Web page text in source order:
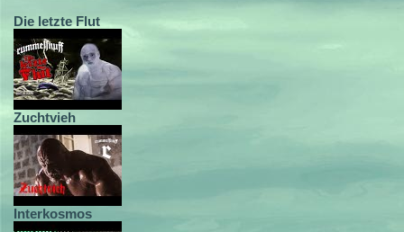
Die letzte Flut
Zuchtvieh
Interkosmos